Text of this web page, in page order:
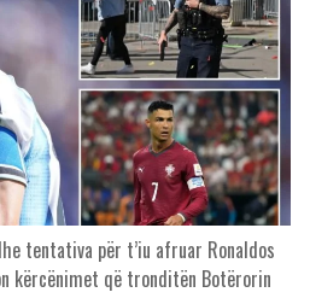
tentativa për t’iu afruar Ronaldos
kërcënimet që tronditën Botërorin